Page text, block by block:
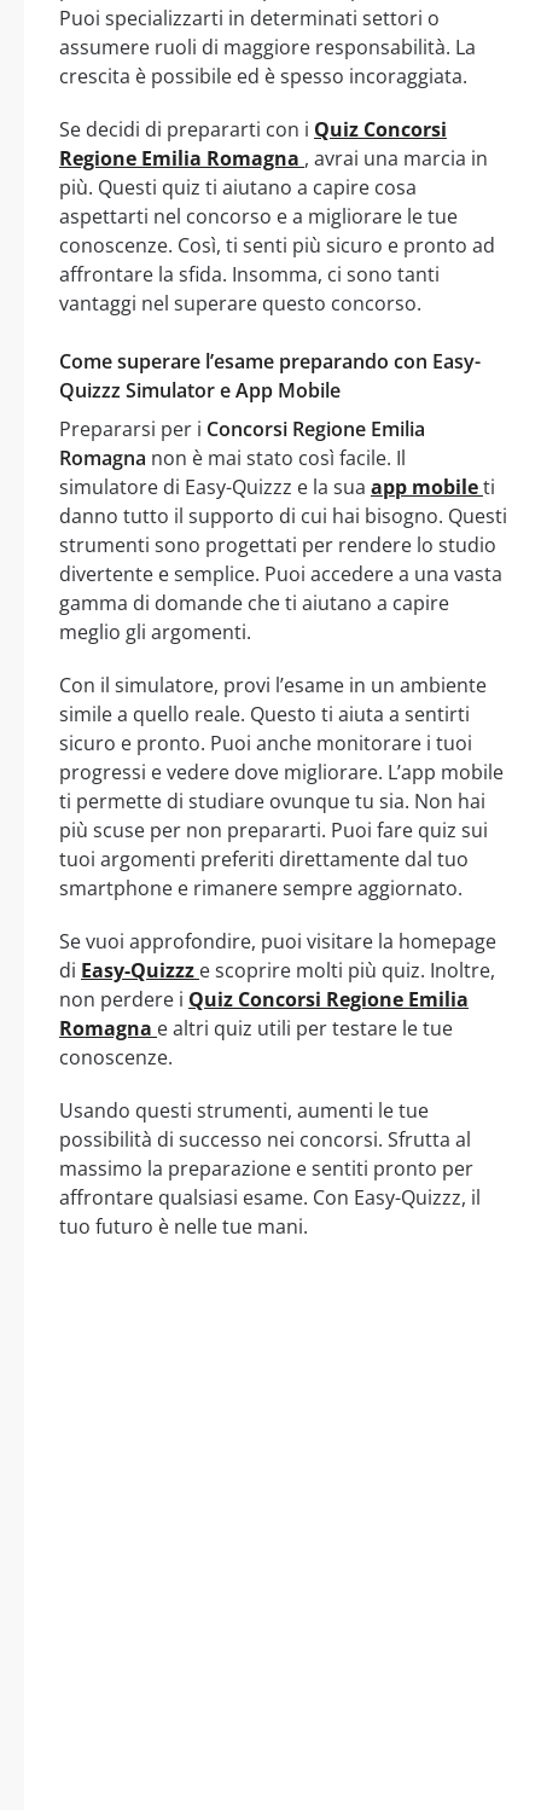
Puoi specializzarti in determinati settori o
assumere ruoli di maggiore responsabilità. La
crescita è possibile ed è spesso incoraggiata.
Se decidi di prepararti con i Quiz Concorsi
Regione Emilia Romagna , avrai una marcia in
più. Questi quiz ti aiutano a capire cosa
aspettarti nel concorso e a migliorare le tue
conoscenze. Così, ti senti più sicuro e pronto ad
affrontare la sfida. Insomma, ci sono tanti
vantaggi nel superare questo concorso.
Come superare l’esame preparando con Easy-
Quizzz Simulator e App Mobile
Prepararsi per i Concorsi Regione Emilia
Romagna non è mai stato così facile. Il
simulatore di Easy-Quizzz e la sua app mobileti
danno tutto il supporto di cui hai bisogno. Questi
strumenti sono progettati per rendere lo studio
divertente e semplice. Puoi accedere a una vasta
gamma di domande che ti aiutano a capire
meglio gli argomenti.
Con il simulatore, provi l’esame in un ambiente
simile a quello reale. Questo ti aiuta a sentirti
sicuro e pronto. Puoi anche monitorare i tuoi
progressi e vedere dove migliorare. L’app mobile
ti permette di studiare ovunque tu sia. Non hai
più scuse per non prepararti. Puoi fare quiz sui
tuoi argomenti preferiti direttamente dal tuo
smartphone e rimanere sempre aggiornato.
Se vuoi approfondire, puoi visitare la homepage
di Easy-Quizzz e scoprire molti più quiz. Inoltre,
non perdere i Quiz Concorsi Regione Emilia
Romagna e altri quiz utili per testare le tue
conoscenze.
Usando questi strumenti, aumenti le tue
possibilità di successo nei concorsi. Sfrutta al
massimo la preparazione e sentiti pronto per
affrontare qualsiasi esame. Con Easy-Quizzz, il
tuo futuro è nelle tue mani.